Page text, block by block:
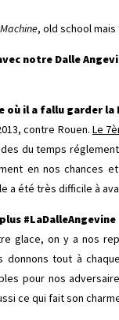
, old school
notre Dalle
où il a fallu garder la
contre Rouen.Le
du temps
en nos chances
a été très difficile à
#LaDalleAngevine
glace, on y a nos
tout à
pour nos
ce qui fait son